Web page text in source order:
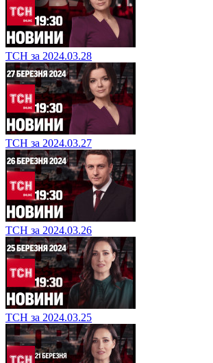
ТСН за 2024.03.28
ТСН за 2024.03.27
ТСН за 2024.03.26
ТСН за 2024.03.25